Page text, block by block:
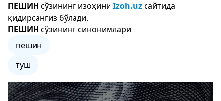
ПЕШИН сўзининг изоҳини Izoh.uzсайтида
қидирсангиз бўлади.
ПЕШИН сўзининг синонимлари
пешин
туш